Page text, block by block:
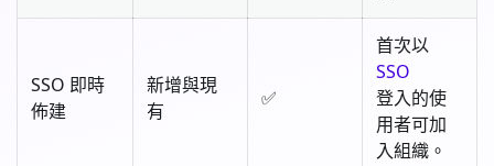
SSO 即時
佈建
新增與現
有
✅
首次以
SSO
登入的使
用者可加
入組織。